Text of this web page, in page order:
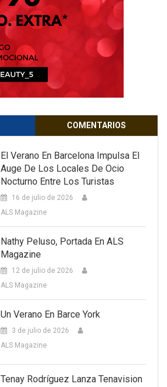
COMENTARIOS
El Verano En Barcelona Impulsa El
Auge De Los Locales De Ocio
Nocturno Entre Los Turistas
16 de julio de 2026
ALS Magazine
Nathy Peluso, Portada En ALS
Magazine
12 de julio de 2026
ALS Magazine
Un Verano En Barce York
3 de julio de 2026
ALS Magazine
Tenay Rodríguez Lanza Tenavision